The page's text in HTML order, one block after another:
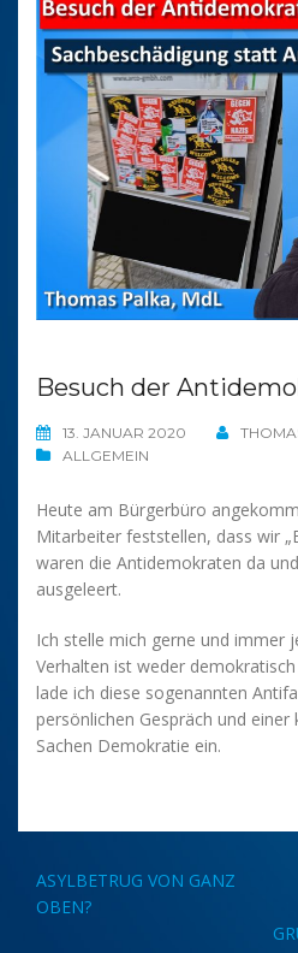
Besuch der
13. JANUAR 2020
ALLGEMEIN
Heute am Bürgerbüro
Mitarbeiter feststellen, dass wir
waren die Antidemokraten da
ausgeleert.
Ich stelle mich gerne und immer
Verhalten ist weder
lade ich diese sogenannten
persönlichen Gespräch und
Sachen Demokratie ein.
Beitragsnavigation
ASYLBETRUG VON GANZ
OBEN?